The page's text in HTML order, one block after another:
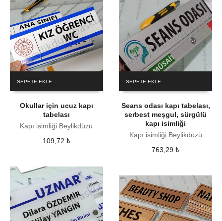
SEPETE EKLE
Okullar için ucuz kapı
tabelası
Kapı isimliği Beylikdüzü
109,72 ₺
SEPETE EKLE
Seans odası kapı tabelası,
serbest meşgul, sürgülü
kapı isimliği
Kapı isimliği Beylikdüzü
763,29₺